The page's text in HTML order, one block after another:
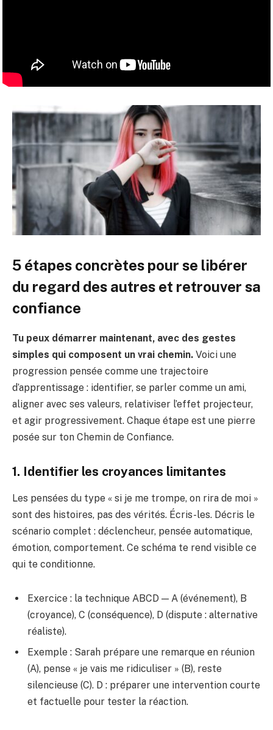
5 étapes concrètes pour se libérer
du regard des autres et retrouver sa
confiance
Tu peux démarrer maintenant, avec des gestes
simples qui composent un vrai chemin. Voici une
progression pensée comme une trajectoire
d’apprentissage : identifier, se parler comme un ami,
aligner avec ses valeurs, relativiser l’effet projecteur,
et agir progressivement. Chaque étape est une pierre
posée sur ton Chemin de Confiance.
1. Identifier les croyances limitantes
Les pensées du type « si je me trompe, on rira de moi »
sont des histoires, pas des vérités. Écris-les. Décris le
scénario complet : déclencheur, pensée automatique,
émotion, comportement. Ce schéma te rend visible ce
qui te conditionne.
Exercice : la technique ABCD — A (événement), B
(croyance), C (conséquence), D (dispute : alternative
réaliste).
Exemple : Sarah prépare une remarque en réunion
(A), pense « je vais me ridiculiser » (B), reste
silencieuse (C). D : préparer une intervention courte
et factuelle pour tester la réaction.